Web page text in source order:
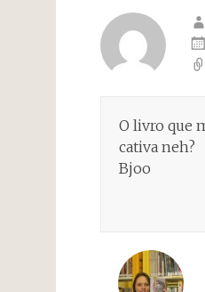
O livro que
cativa neh?
Bjoo